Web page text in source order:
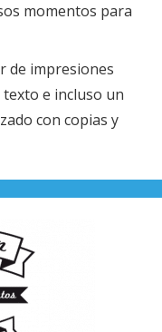
momentos para
de impresiones
e incluso un
con copias y